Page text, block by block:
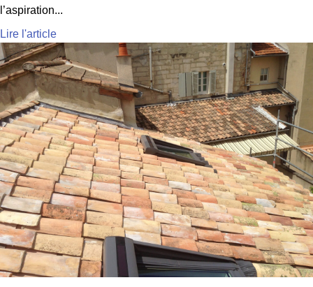
l’aspiration...
Lire l'article